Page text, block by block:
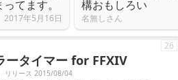
てます。
2017年5月16日
構おもしろい
名無しさん
ータイマー for FFXIV
リリース 2015/08/04
26